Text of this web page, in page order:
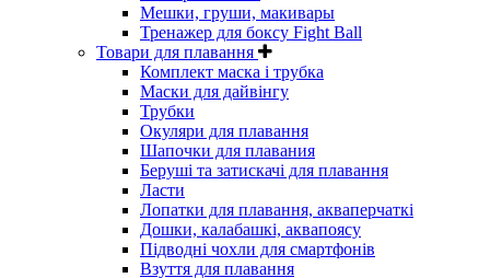
Мешки, груши, макивары
Тренажер для боксу Fight Ball
Товари для плавання
Комплект маска і трубка
Маски для дайвінгу
Трубки
Окуляри для плавання
Шапочки для плавания
Беруші та затискачі для плавання
Ласти
Лопатки для плавання, акваперчаткі
Дошки, калабашкі, аквапоясу
Підводні чохли для смартфонів
Взуття для плавання